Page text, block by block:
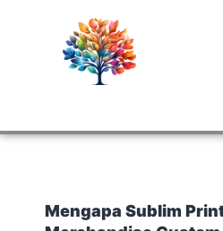
Mengapa Sublim